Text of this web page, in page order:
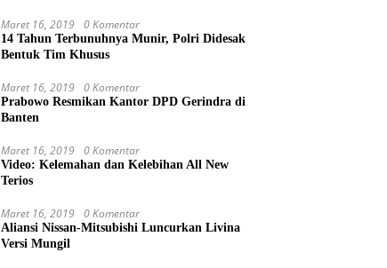
Maret 16, 2019 0 Komentar
14 Tahun Terbunuhnya Munir, Polri Didesak
Bentuk Tim Khusus
Maret 16, 2019 0 Komentar
Prabowo Resmikan Kantor DPD Gerindra di
Banten
Maret 16, 2019 0 Komentar
Video: Kelemahan dan Kelebihan All New
Terios
Maret 16, 2019 0 Komentar
Aliansi Nissan-Mitsubishi Luncurkan Livina
Versi Mungil